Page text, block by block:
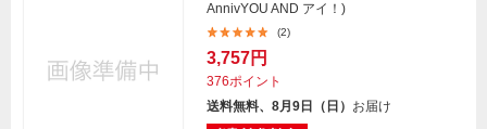
AnnivYOU AND アイ！)
(2)
3,757円
376ポイント
送料無料、8月9日（日） お届け